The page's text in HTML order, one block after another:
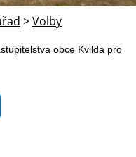
>Volby
obce Kvilda pro